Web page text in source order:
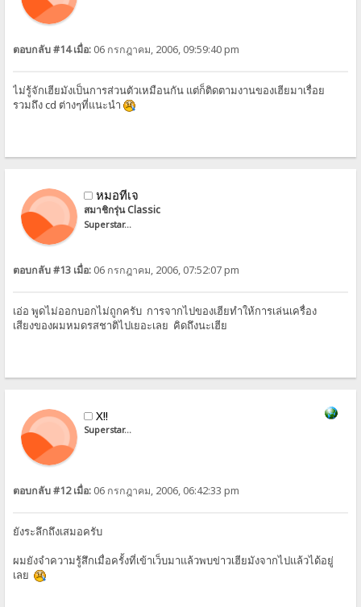
ตอบกลับ #14 เมื่อ: 06 กรกฎาคม, 2006, 09:59:40 pm
ไม่รู้จักเฮียมังเป็นการส่วนตัวเหมือนกัน แต่ก็ติดตามงานของเฮียมาเรื่อย
รวมถึง cd ต่างๆที่แนะนำ
หมอทีเจ
สมาชิกรุ่น Classic
Superstar...
ตอบกลับ #13 เมื่อ: 06 กรกฎาคม, 2006, 07:52:07 pm
เอ่อ พูดไม่ออกบอกไม่ถูกครับ การจากไปของเฮียทำให้การเล่นเครื่อง
เสียงของผมหมดรสชาติไปเยอะเลย คิดถึงนะเฮีย
X!!
Superstar...
ตอบกลับ #12 เมื่อ: 06 กรกฎาคม, 2006, 06:42:33 pm
ยังระลึกถึงเสมอครับ
ผมยังจำความรู้สึกเมื่อครั้งที่เข้าเว็บมาแล้วพบข่าวเฮียมังจากไปแล้วได้อยู่
เลย